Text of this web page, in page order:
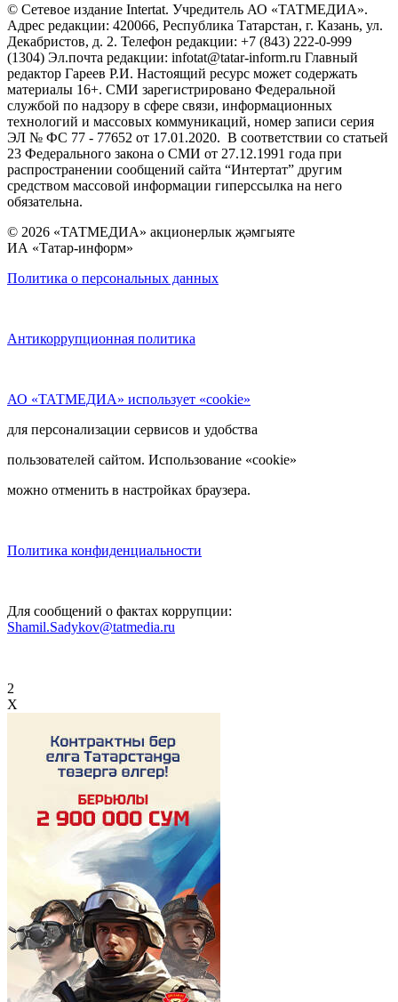
© Сетевое издание Intertat. Учредитель АО «ТАТМЕДИА».
Адрес редакции: 420066, Республика Татарстан, г. Казань, ул.
Декабристов, д. 2. Телефон редакции: +7 (843) 222-0-999
(1304) Эл.почта редакции: infotat@tatar-inform.ru Главный
редактор Гареев Р.И. Настоящий ресурс может содержать
материалы 16+. СМИ зарегистрировано Федеральной
службой по надзору в сфере связи, информационных
технологий и массовых коммуникаций, номер записи серия
ЭЛ № ФС 77 - 77652 от 17.01.2020. В соответствии со статьей
23 Федерального закона о СМИ от 27.12.1991 года при
распространении сообщений сайта “Интертат” другим
средством массовой информации гиперссылка на него
обязательна.
© 2026 «ТАТМЕДИА» акционерлык җәмгыяте
ИА «Татар-информ»
Политика о персональных данных
Антикоррупционная политика
АО «ТАТМЕДИА» использует «cookie»
для персонализации сервисов и удобства
пользователей сайтом. Использование «cookie»
можно отменить в настройках браузера.
Политика конфиденциальности
Для сообщений о фактах коррупции:
Shamil.Sadykov@tatmedia.ru
2
X